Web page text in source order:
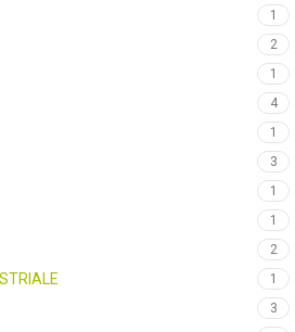
1
2
1
4
1
3
1
1
2
1
3